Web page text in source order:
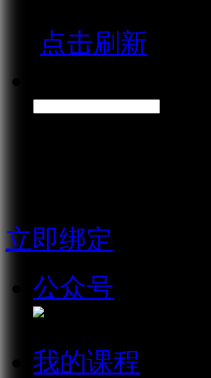
点击刷新
立即绑定
公众号
我的课程